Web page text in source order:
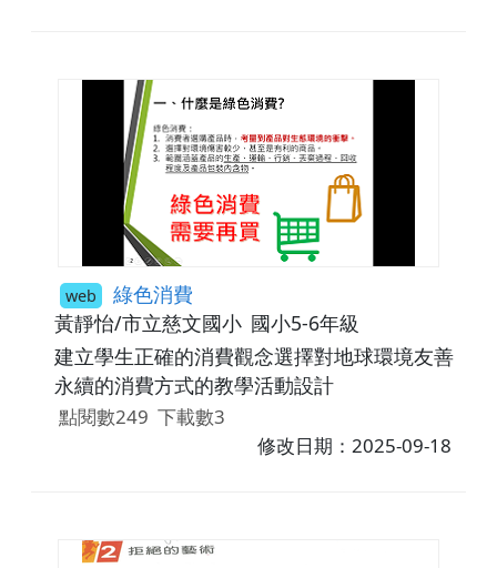
是為阿祖量身打造般，有著所有老人生活所需
要的東西，什麼都不缺，看起來就像是另外一
個溫暖的家，並且規劃各種適合老人家的活動
及飲食，阿祖看似很滿意。回到家中後，兄妹
倆都拿出自己最喜歡的玩具及桌遊，都塞進阿
祖的背包裡，希望阿祖帶著這兩樣交友神器，
可以在安親班如魚得水，阿祖的背包爆滿了，
大家都笑了，明天去安親班的一天，一定沒問
題。
web 綠色消費
黃靜怡/市立慈文國小 國小5-6年級
建立學生正確的消費觀念選擇對地球環境友善
永續的消費方式的教學活動設計
點閱數249 下載數3
修改日期：2025-09-18